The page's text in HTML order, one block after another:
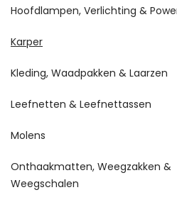
Hoofdlampen, Verlichting &
Karper
Kleding, Waadpakken & Laarzen
Leefnetten & Leefnettassen
Molens
Onthaakmatten, Weegzakken &
Weegschalen